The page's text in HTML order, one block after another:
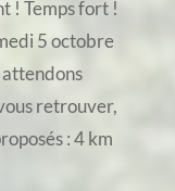
! Temps fort !
5 octobre
retrouver,
: 4 km